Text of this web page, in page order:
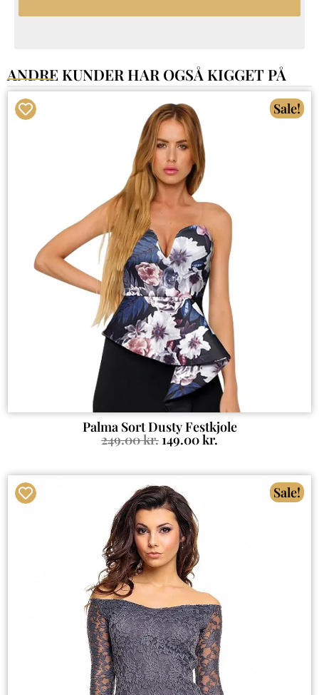
ANDRE KUNDER HAR OGSÅ KIGGET PÅ
Sale!
Palma Sort Dusty Festkjole
249.00kr.149.00kr.
Sale!